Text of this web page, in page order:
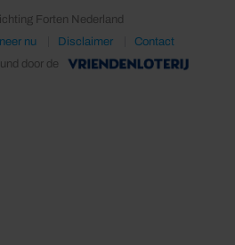
Forten Nederland
nu Disclaimer
Contact
door de